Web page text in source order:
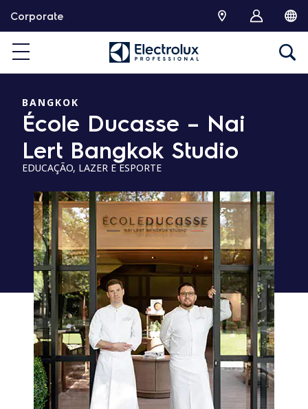
t
Corporate
BANGKOK
École Ducasse – Nai
Lert Bangkok Studio
EDUCAÇÃO, LAZER E ESPORTE